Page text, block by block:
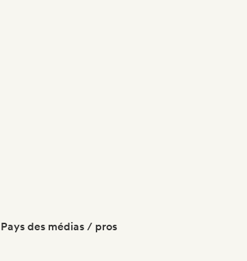
Pays des médias / pros